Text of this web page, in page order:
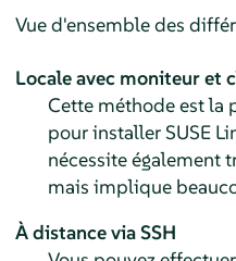
Vue d'ensemble des
Locale avec moniteur et
Cette méthode est la
pour installer SUSE
nécessite également
mais implique
À distance via SSH